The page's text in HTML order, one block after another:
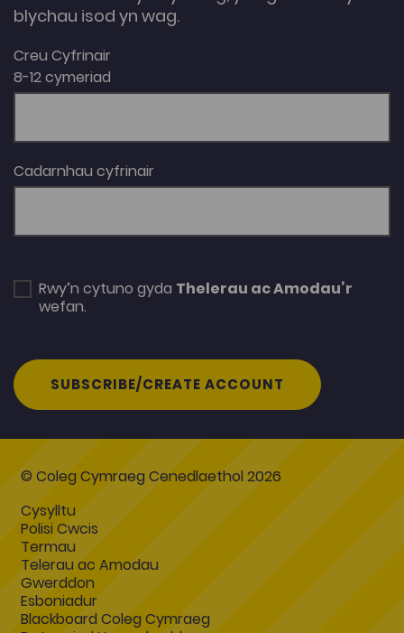
blychau isod yn wag.
Creu Cyfrinair
8-12 cymeriad
Cadarnhau cyfrinair
Rwy’n cytuno gyda Thelerau ac Amodau’r
wefan.
SUBSCRIBE/CREATE ACCOUNT
© Coleg Cymraeg Cenedlaethol 2026
Cysylltu
Polisi Cwcis
Termau
Telerau ac Amodau
Gwerddon
Esboniadur
Blackboard Coleg Cymraeg